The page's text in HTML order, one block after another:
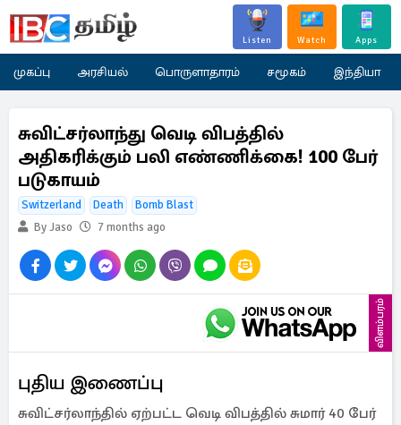
Listen Watch Apps
முகப்பு அரசியல் பொருளாதாரம் சமூகம் இந்தியா
சுவிட்சர்லாந்து வெடி விபத்தில்
அதிகரிக்கும் பலி எண்ணிக்கை! 100 பேர்
படுகாயம்
Switzerland Death
Bomb Blast
By Jaso
7 months ago
விளம்பரம்
புதிய இணைப்பு
சுவிட்சர்லாந்தில் ஏற்பட்ட வெடி விபத்தில் சுமார் 40 பேர்